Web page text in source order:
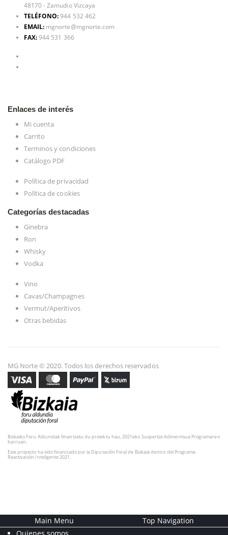
48170 - Zamudio Vizcaya
TELÉFONO:944 532 462
EMAIL: mgnorte@mgnorte.com
FAX:944 531 366
Enlaces de interés
Mi cuenta
Carrito
Terminos y condiciones
Catálogo PDF
Política de privacidad
Política de cookies
Categorías destacadas
Ginebra
Ron
Whisky
Vodka
Vino
Cavas/Champagnes
Vermut/Aperitivos
Otras bebidas
MG Norte © 2020. Todos los derechos reservados
Bizkaiko Foru Aldundiak finantzatu du proiektu hau, 2021eko Suspertze Adimentsua Programaren
barruan.
Este proyecto ha sido financiado por la Diputación Foral de Bizkaia dentro del Programa
Reactivación Inteligente 2021.
Main Menu
Top Navigation